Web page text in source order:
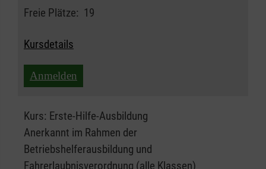
Freie Plätze: 19
Kursdetails
Anmelden
Kurs: Erste-Hilfe-Ausbildung
Anerkannt im Rahmen der
Betriebshelferausbildung und
Fahrerlaubnisverordnung (alle Klassen)